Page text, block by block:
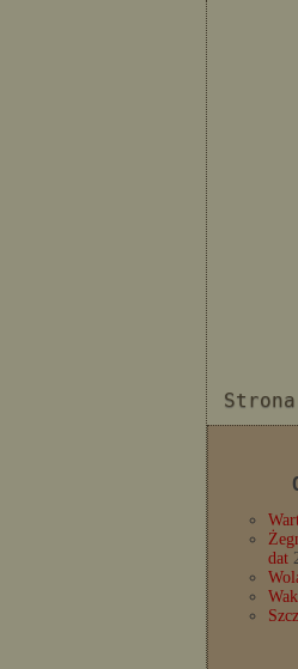
Strona
dat